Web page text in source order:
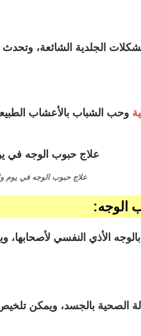
الجلدية الشائعة، وتحدث
وحب الشباب بالأعشاب
علاج حبوب الوجه في يوم
الوجه:
الأذي النفسي
الصحية بالجسد، ويمكن تلخيص